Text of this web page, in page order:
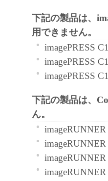
た「指定機器」
ューター上で、
「本ソフトウェ
るコンピュータ
を遵守させると
(2) お客様は、
するためのバッ
部、複製するこ
(3) 上記(1)およ
ヤノンのライ
と黙示たると
下記の製品は、
用できません。
imagePRESS C1
imagePRESS
imagePRESS
下記の製品は、
ん。